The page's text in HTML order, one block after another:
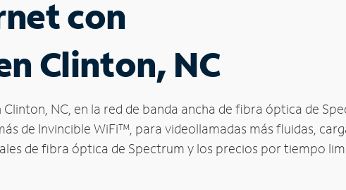
con
Clinton, NC
NC, en la red de banda ancha de fibra óptica de
de Invincible WiFi™, para videollamadas más fluidas,
de fibra óptica de Spectrum y los precios por tiempo